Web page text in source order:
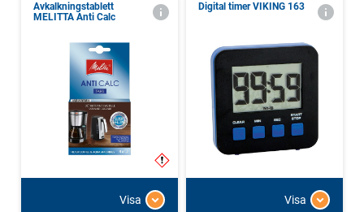
Avkalkningstablett
MELITTA Anti Calc
Visa
Digital timer VIKING 163
Visa